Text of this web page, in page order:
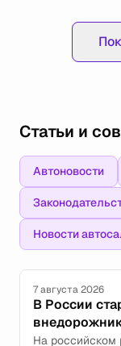
Статьи и
Автоновости
Новости
7 августа 2026
В России
На российском